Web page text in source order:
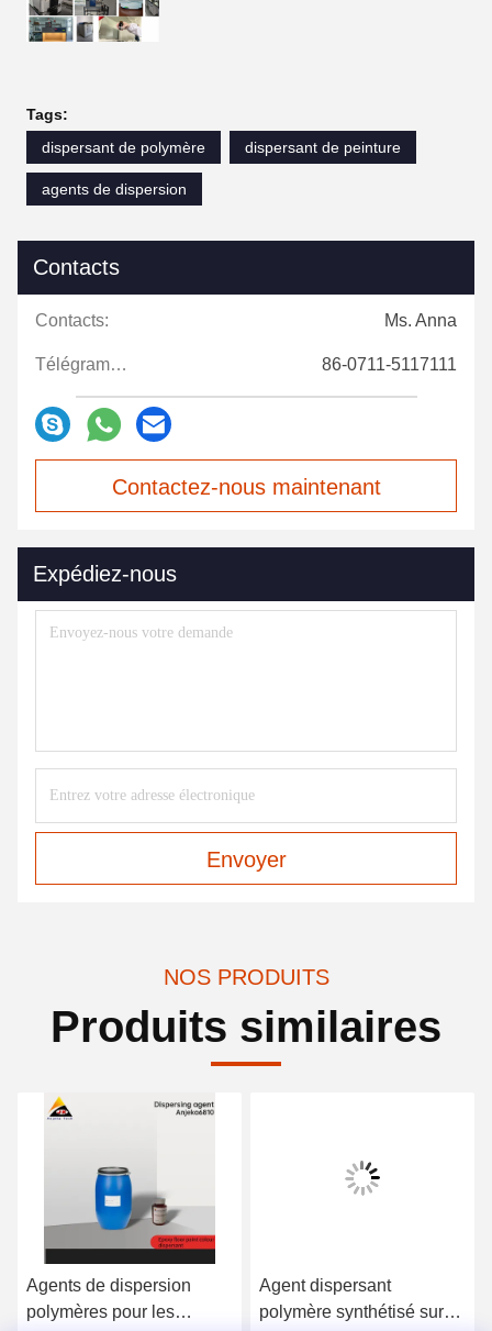
Tags:
dispersant de polymère
dispersant de peinture
agents de dispersion
Contacts
Contacts: Ms. Anna
Télégramme: 86-0711-5117111
Contactez-nous maintenant
Expédiez-nous
Envoyer
NOS PRODUITS
Produits similaires
Agents de dispersion
polymères pour les
Agent dispersant
polymère synthétisé sur